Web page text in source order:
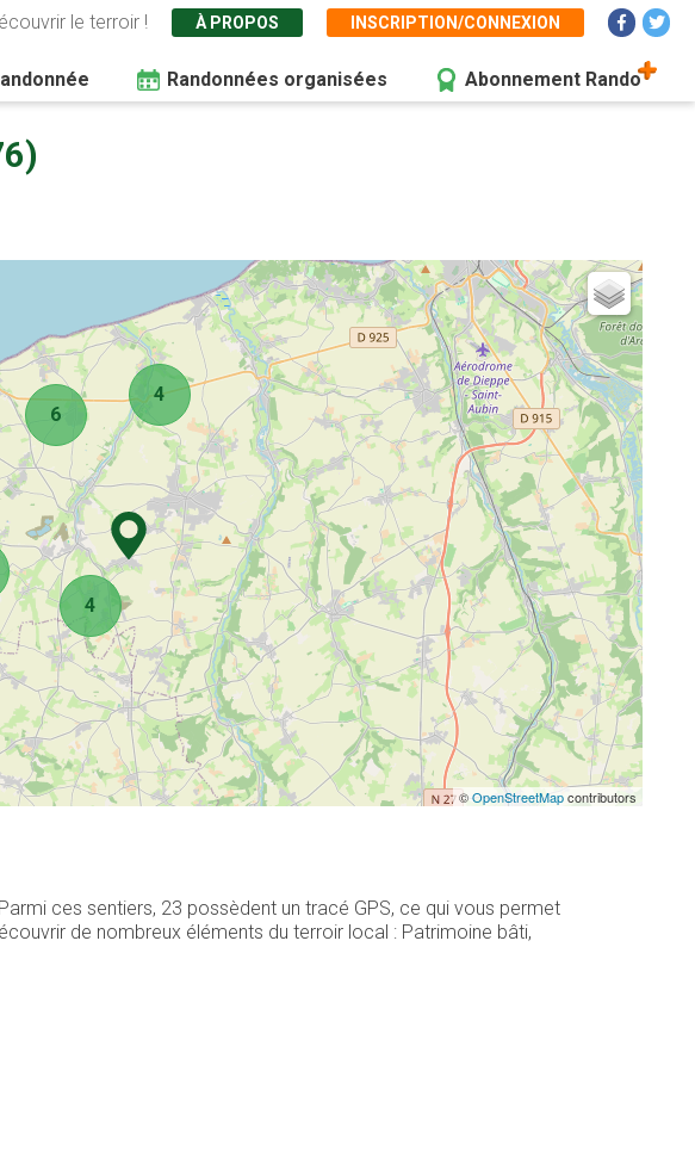
le terroir ! À PROPOS INSCRIPTION/CONNEXION
Randonnées organisées Abonnement Rando
4
4
6
©OpenStreetMapcontributors
ces sentiers, 23 possèdent un tracé GPS, ce qui vous permet
de nombreux éléments du terroir local : Patrimoine bâti,